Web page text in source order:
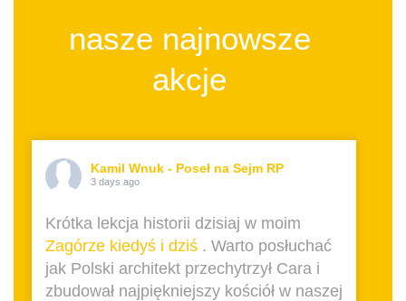
nasze najnowsze
akcje
Kamil Wnuk - Poseł na Sejm RP
3 days ago
Krótka lekcja historii dzisiaj w moim
Zagórze kiedyś i dziś . Warto posłuchać
jak Polski architekt przechytrzył Cara i
zbudował najpiękniejszy kościół w naszej